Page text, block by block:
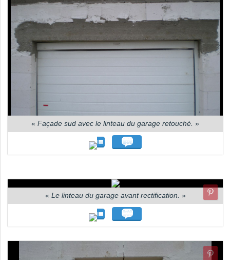
« Façade sud avec le linteau du garage retouché. »
« Le linteau du garage avant rectification. »